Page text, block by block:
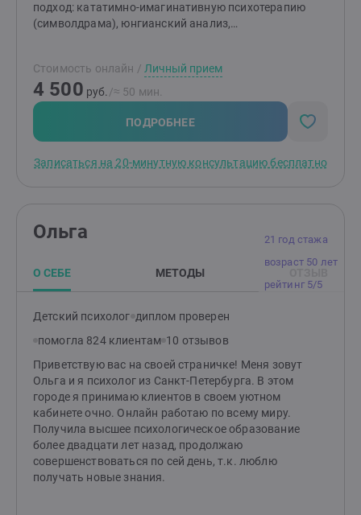
подход: кататимно-имагинативную психотерапию
(символдрама), юнгианский анализ,
карты. Помогаю эффективно решить запросы:
чувство тревоги, панические атаки, отношения с
родителями, отношения с партнером, отношения с
детьми, уверенность в себе, страх оценки и ошибки,
подавленная или излишняя агрессия, выстраивание
исследования бессознательных процессов использую
арт-терапию, метафорические карты, другие
проективные методики. Для работы с травматичным
опытом - emdr/дпдг терапию, нейромоделирование. Я
гарантирую конфиденциальность, бережное и
терапию и супервизию.
Стоимость онлайн / Личный прием
4 500 руб. /≈ 50 мин.
ПОДРОБНЕЕ
Записаться на 20-минутную консультацию бесплатно
21 год стажа
возраст 50 лет
рейтинг 5/5
Ольга
О СЕБЕ МЕТОДЫ
Детский психолог диплом проверен
помогла 824 клиентам 10 отзывов
Приветствую вас на своей страничке! Меня зовут
Ольга и я психолог из Санкт-Петербурга. В этом
городе я принимаю клиентов в своем уютном
кабинете очно. Онлайн работаю по всему миру.
Получила высшее психологическое образование
более двадцати лет назад, продолжаю
совершенствоваться по сей день, т.к. люблю
получать новые знания.